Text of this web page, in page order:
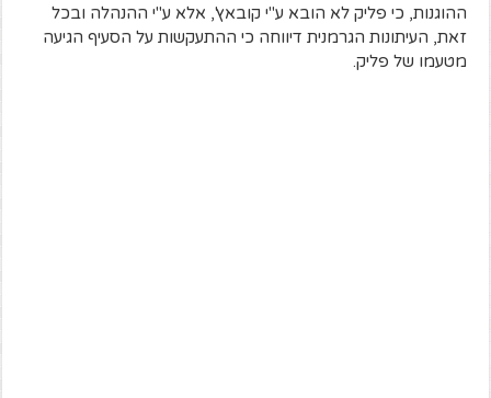
ההוגנות, כי פליק לא הובא ע"י קובאץ', אלא ע"י ההנהלה ובכל
זאת, העיתונות הגרמנית דיווחה כי ההתעקשות על הסעיף הגיעה
מטעמו של פליק.